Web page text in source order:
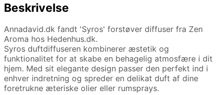
Beskrivelse
Annadavid.dk fandt 'Syros' forstøver diffuser fra Zen
Aroma hos Hedenhus.dk.
Syros duftdiffuseren kombinerer æstetik og
funktionalitet for at skabe en behagelig atmosfære i dit
hjem. Med sit elegante design passer den perfekt ind i
enhver indretning og spreder en delikat duft af dine
foretrukne æteriske olier eller rumsprays.